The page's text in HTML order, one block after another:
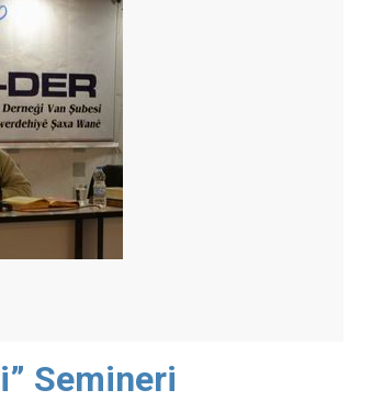
Semineri